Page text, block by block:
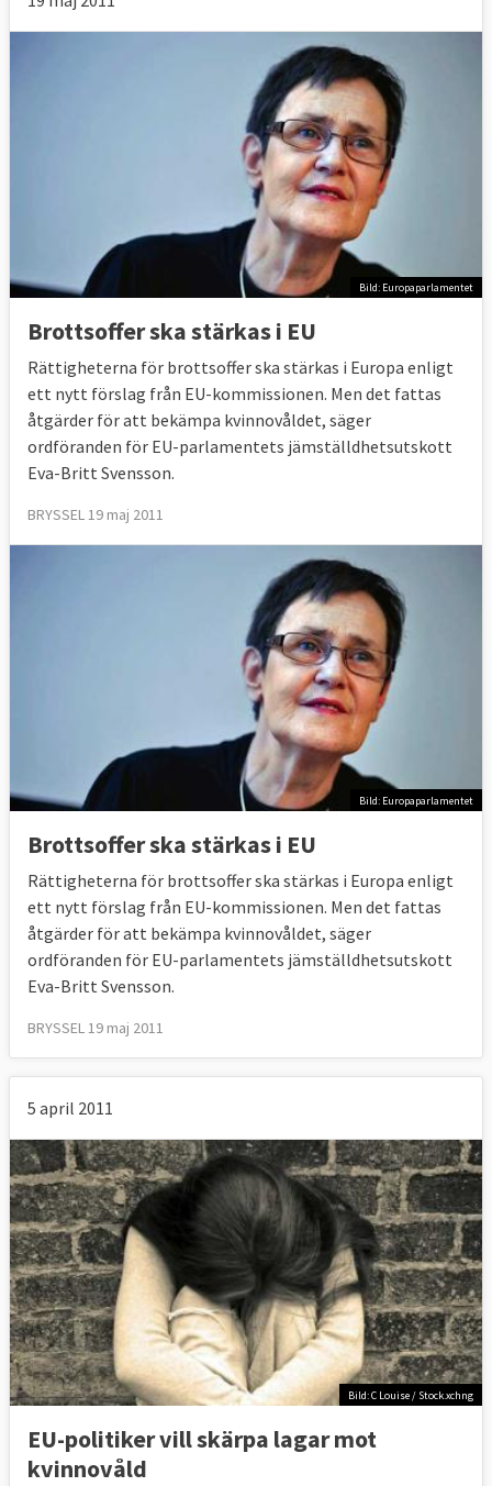
Bild: Europaparlamentet
Brottsoffer ska stärkas i EU
Rättigheterna för brottsoffer ska stärkas i Europa enligt
ett nytt förslag från EU-kommissionen. Men det fattas
åtgärder för att bekämpa kvinnovåldet, säger
ordföranden för EU-parlamentets jämställdhetsutskott
Eva-Britt Svensson.
BRYSSEL 19 maj 2011
Bild: Europaparlamentet
Brottsoffer ska stärkas i EU
Rättigheterna för brottsoffer ska stärkas i Europa enligt
ett nytt förslag från EU-kommissionen. Men det fattas
åtgärder för att bekämpa kvinnovåldet, säger
ordföranden för EU-parlamentets jämställdhetsutskott
Eva-Britt Svensson.
BRYSSEL 19 maj 2011
5 april 2011
Bild: C Louise / Stock.xchng
EU-politiker vill skärpa lagar mot
kvinnovåld